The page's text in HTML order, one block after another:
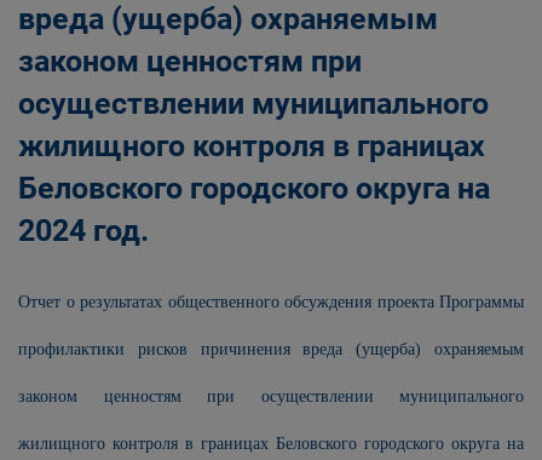
вреда (ущерба) охраняемым
законом ценностям при
осуществлении муниципального
жилищного контроля в границах
Беловского городского округа на
2024 год.
Отчет о результатах общественного обсуждения проекта Программы
профилактики рисков причинения вреда (ущерба) охраняемым
законом ценностям при осуществлении муниципального
жилищного контроля в границах Беловского городского округа на